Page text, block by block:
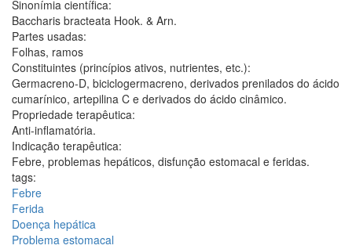
Sinonímia científica:
Baccharis bracteata Hook. & Arn.
Partes usadas:
Folhas, ramos
Constituintes (princípios ativos, nutrientes, etc.):
Germacreno-D, biciclogermacreno, derivados prenilados do ácido
cumarínico, artepilina C e derivados do ácido cinâmico.
Propriedade terapêutica:
Anti-inflamatória.
Indicação terapêutica:
Febre, problemas hepáticos, disfunção estomacal e feridas.
tags:
Febre
Ferida
Doença hepática
Problema estomacal